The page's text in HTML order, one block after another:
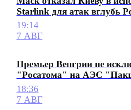
Starlink для атак вглубь
19:14
7 АВГ
Премьер Венгрии не
"Росатома" на АЭС
18:36
7 АВГ